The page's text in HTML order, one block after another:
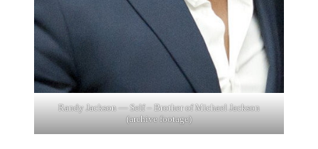
Randy Jackson — Self – Brother of Michael Jackson
(archive footage)